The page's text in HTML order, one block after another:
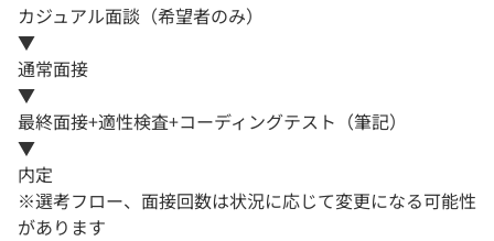
カジュアル面談（希望者のみ）
▼
通常面接
▼
最終面接+適性検査+コーディングテスト（筆記）
▼
内定
※選考フロー、面接回数は状況に応じて変更になる可能性
があります